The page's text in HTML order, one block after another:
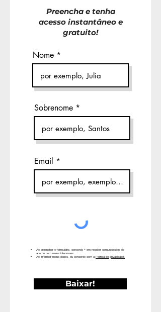
Preencha e tenha
acesso instantâneo e
gratuito!
Nome
Sobrenome
Email
Ao preencher o formulário, concordo * em receber comunicações de
acordo com meus interesses.
Ao informar meus dados, eu concordo com a Política de privacidade.
Baixar!